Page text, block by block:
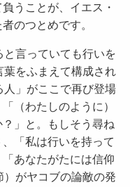
うことが、イエス・
のつとめです。
言っていても行いを
をふまえて構成され
」がここで再び登場
（わたしのように）
」と。もしそう尋ね
「私は行いを持って
あなたがたには信仰
がヤコブの論敵の発